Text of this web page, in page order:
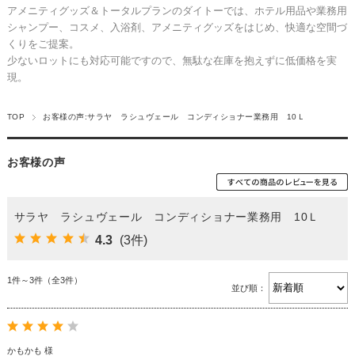
アメニティグッズ＆トータルプランのダイトーでは、ホテル用品や業務用
シャンプー、コスメ、入浴剤、アメニティグッズをはじめ、快適な空間づ
くりをご提案。
少ないロットにも対応可能ですので、無駄な在庫を抱えずに低価格を実
現。
TOP お客様の声:サラヤ ラシュヴェール コンディショナー業務用 10Ｌ
お客様の声
サラヤ ラシュヴェール コンディショナー業務用 10Ｌ
4.3 (3件)
1件～3件（全3件）
並び順：
かもかも 様